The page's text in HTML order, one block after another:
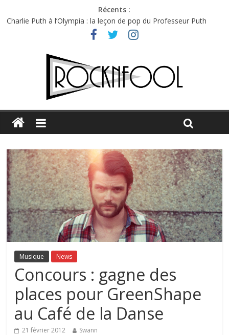
Récents :
Charlie Puth à l’Olympia : la leçon de pop du Professeur Puth
Festival Triptyque : un nouveau festival de musique indépendant
Hellfest 2026 vendredi : température et émotions en hausse
Hellfest 2026 jeudi : impossible de choisir entre chaleur et bonne
Première édition du Midgard Festival : entre bière, métal et
Musique News
Concours : gagne des
places pour GreenShape
au Café de la Danse
21 février 2012 Swann